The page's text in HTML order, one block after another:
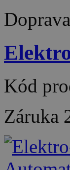
Kód
Záruka